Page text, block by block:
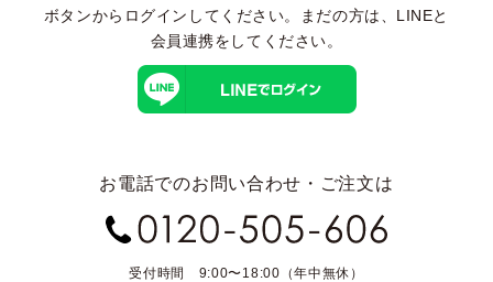
ボタンからログインしてください。まだの方は、 LINEと
会員連携をしてください。
お電話でのお問い合わせ・ご注文は
受付時間 9:00〜18:00（年中無休）